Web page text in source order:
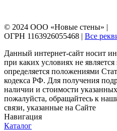
© 2024 ООО «Новые стены» |
ОГРН 1163926055468 | Все
Данный интернет-сайт носит
при каких условиях не
определяется положениями
кодекса РФ. Для получения
наличии и стоимости
пожалуйста, обращайтесь к
связи, указанные на Сайте
Навигация
Каталог